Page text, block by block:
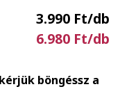
3.990 Ft/db
6.980 Ft/db
böngéssz a